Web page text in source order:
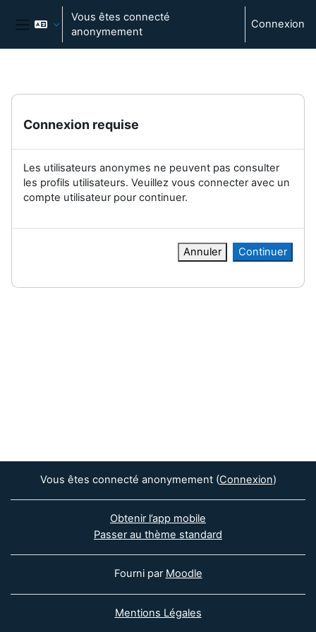
Passer au contenu principal
Panneau latéral
Vous êtes connecté
anonymement
Connexion
Connexion requise
Les utilisateurs anonymes ne peuvent pas consulter
les profils utilisateurs. Veuillez vous connecter avec un
compte utilisateur pour continuer.
Annuler Continuer
Vous êtes connecté anonymement (Connexion)
Obtenir l’app mobile
Passer au thème standard
Fourni par Moodle
Mentions Légales